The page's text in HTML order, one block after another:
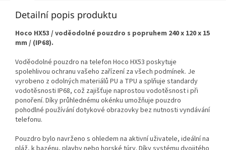
Detailní popis produktu
Hoco HX53 / voděodolné pouzdro s popruhem 240 x 120 x 15
mm / (IP68).
Voděodolné pouzdro na telefon Hoco HX53 poskytuje
spolehlivou ochranu vašeho zařízení za všech podmínek. Je
vyrobeno z odolných materiálů PU a TPU a splňuje standardy
vodotěsnosti IP68, což zajišťuje naprostou vodotěsnost i při
ponoření. Díky průhlednému okénku umožňuje pouzdro
pohodlné používání dotykové obrazovky bez nutnosti vyndávání
telefonu.
Pouzdro bylo navrženo s ohledem na aktivní uživatele, ideální na